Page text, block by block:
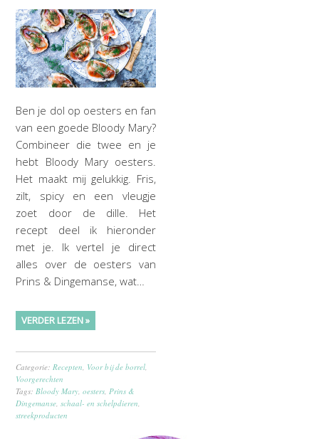
Ben je dol op oesters en fan
van een goede Bloody Mary?
Combineer die twee en je
hebt Bloody Mary oesters.
Het maakt mij gelukkig. Fris,
zilt, spicy en een vleugje
zoet door de dille. Het
recept deel ik hieronder
met je. Ik vertel je direct
alles over de oesters van
Prins & Dingemanse, wat…
VERDER LEZEN »
Categorie:Recepten, Voor bij de borrel,
Voorgerechten
Tags:Bloody Mary,oesters,Prins &
Dingemanse,schaal- en schelpdieren,
streekproducten